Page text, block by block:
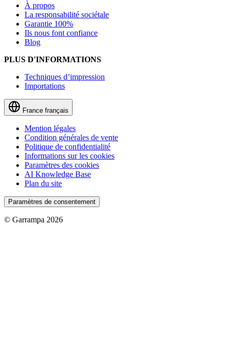
À propos
La responsabilité sociétale
Garantie 100%
Ils nous font confiance
Blog
PLUS D'INFORMATIONS
Techniques d’impression
Importations
France français
Mention légales
Condition générales de vente
Politique de confidentialité
Informations sur les cookies
Paramètres des cookies
AI Knowledge Base
Plan du site
Paramètres de consentement
© Garrampa 2026